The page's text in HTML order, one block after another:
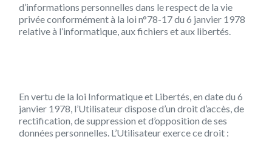
d’informations personnelles dans le respect de la vie
privée conformément à la loi n°78-17 du 6 janvier 1978
relative à l’informatique, aux fichiers et aux libertés.
En vertu de la loi Informatique et Libertés, en date du 6
janvier 1978, l’Utilisateur dispose d’un droit d’accès, de
rectification, de suppression et d’opposition de ses
données personnelles. L’Utilisateur exerce ce droit :